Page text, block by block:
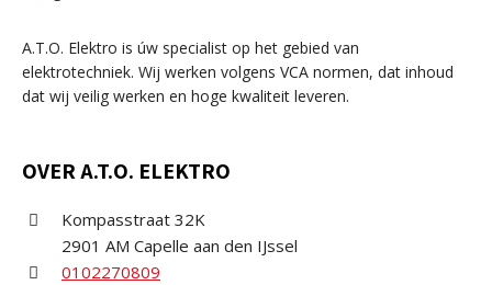
A.T.O. Elektro is úw specialist op het gebied van
elektrotechniek. Wij werken volgens VCA normen, dat inhoud
dat wij veilig werken en hoge kwaliteit leveren.
OVER A.T.O. ELEKTRO
Kompasstraat 32K
2901 AM Capelle aan den IJssel
0102270809